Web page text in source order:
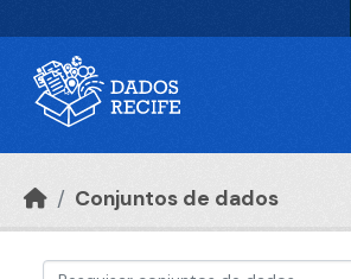
Conjuntos de dados